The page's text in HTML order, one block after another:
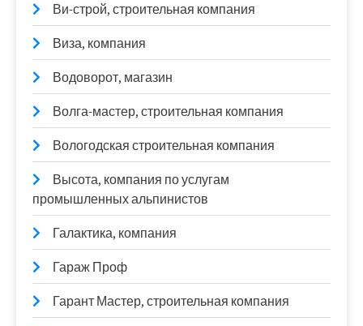
Ви-строй, строительная компания
Виза, компания
Водоворот, магазин
Волга-мастер, строительная компания
Вологодская строительная компания
Высота, компания по услугам
промышленных альпинистов
Галактика, компания
Гараж Проф
Гарант Мастер, строительная компания